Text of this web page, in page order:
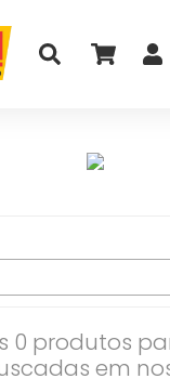
0 produtos
em